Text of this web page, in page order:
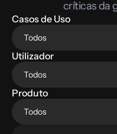
críticas da
Casos de Uso
Utilizador
Produto